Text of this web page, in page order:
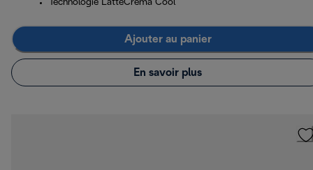
Technologie LatteCrema Cool
Ajouter au panier
En savoir plus